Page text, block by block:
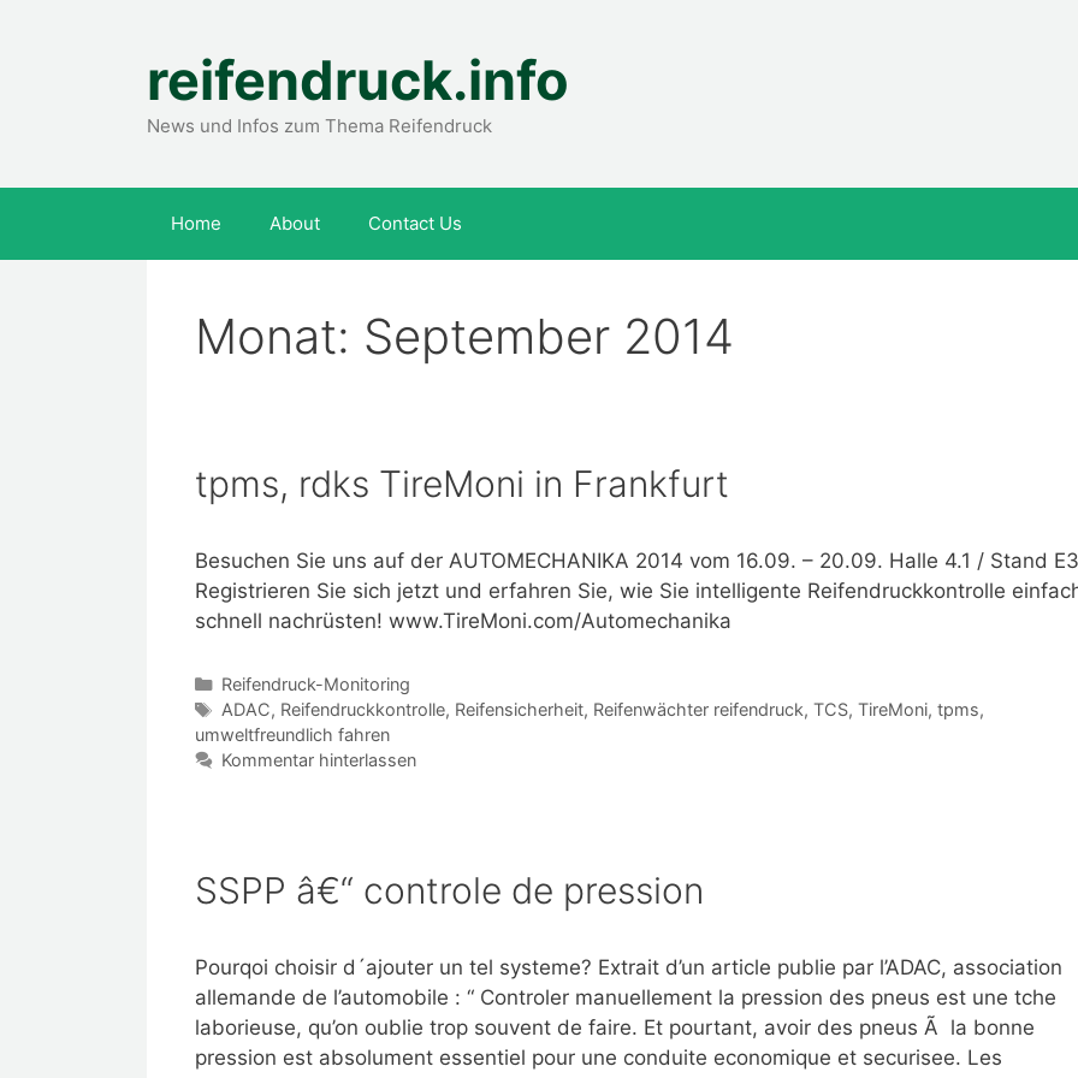
reifendruck.info
News und Infos zum Thema Reifendruck
Home About Contact Us
Monat: September 2014
tpms, rdks TireMoni in Frankfurt
Besuchen Sie uns auf der AUTOMECHANIKA 2014 vom 16.09. – 20.09. Halle 4.1 / Stand
Registrieren Sie sich jetzt und erfahren Sie, wie Sie intelligente Reifendruckkontrolle
schnell nachrüsten! www.TireMoni.com/Automechanika
Kategorien
Reifendruck-Monitoring
Schlagwörter
ADAC, Reifendruckkontrolle, Reifensicherheit, Reifenwächter reifendruck, TCS, TireMoni, tpms,
umweltfreundlich fahren
Kommentar hinterlassen
SSPP â€“ controle de pression
Pourqoi choisir d´ajouter un tel systeme? Extrait d’un article publie par l’ADAC, association
allemande de l’automobile : “ Controler manuellement la pression des pneus est une tche
laborieuse, qu’on oublie trop souvent de faire. Et pourtant, avoir des pneus Ã la bonne
pression est absolument essentiel pour une conduite economique et securisee. Les